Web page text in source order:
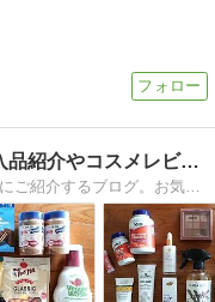
【イノカのノオト】iHerbの購入品紹介やコスメレビュー
iHerb（アイハーブ）のお買い物を中心にご紹介するブログ。お気に入り商品やおすすめ、リピート品、購入品以外に、会員登録、購入方法、送料や支払い、割引クーポンコード、お得なセール情報、楽天リーベイツなど